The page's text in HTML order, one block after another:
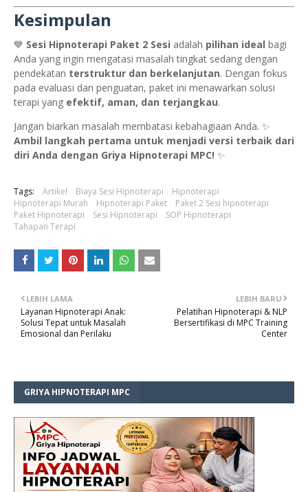
Kesimpulan
💙 Sesi Hipnoterapi Paket 2 Sesi adalah pilihan ideal bagi
Anda yang ingin mengatasi masalah tingkat sedang dengan
pendekatan terstruktur dan berkelanjutan. Dengan fokus
pada evaluasi dan penguatan, paket ini menawarkan solusi
terapi yang efektif, aman, dan terjangkau.
Jangan biarkan masalah membatasi kebahagiaan Anda. ✨
Ambil langkah pertama untuk menjadi versi terbaik dari
diri Anda dengan Griya Hipnoterapi MPC! ✨
Tags: Artikel Biaya Sesi Hipnoterapi
Hipnoterapi
Hipnoterapi Murah
Hipnoterapi Paket
Paket 2 Sesi hipnoterapi
Paket Hipnoterapi
Sesi Hipnoterapi
SOP Hipnoterapi
Tahapan Terapi
LEBIH BARU
Pelatihan Hipnoterapi & NLP
Bersertifikasi di MPC Training
Center
LEBIH LAMA
Layanan Hipnoterapi Anak:
Solusi Tepat untuk Masalah
Emosional dan Perilaku
GRIYA HIPNOTERAPI MPC